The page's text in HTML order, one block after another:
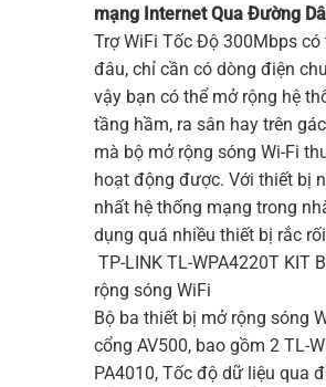
mạng Internet Qua Đường
Trợ WiFi Tốc Độ 300Mbps
đâu, chỉ cần có dòng điện
vậy bạn có thể mở rộng hệ
tầng hầm, ra sân hay trên
mà bộ mở rộng sóng Wi-Fi
hoạt động được. Với thiết bị
nhất hệ thống mạng trong
dụng quá nhiều thiết bị rắc
TP-LINK TL-WPA4220T KIT
rộng sóng WiFi
Bộ ba thiết bị mở rộng sóng
cổng AV500, bao gồm 2 TL-
PA4010, Tốc độ dữ liệu qua